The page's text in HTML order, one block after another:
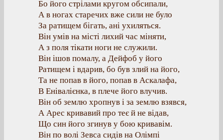
Бо його стрілами кругом обсипали,
А в ногах старечих вже сили не було
За ратищем бігать, ані ухиляться.
Він умів на місті лихий час міняти,
А з поля тікати ноги не служили.
Він ішов помалу, а Дейфоб у його
Ратищем і вдарив, бо був злий на його,
Та не попав в його, попав в Аскалафа,
В Енівалієнка, в плече його влучив.
Він об землю хропнув і за землю взявся,
А Арес кривавий про теє й не відав,
Що син його згинув у бою кривавім.
Він по волі Зевса сидів на Олімпі